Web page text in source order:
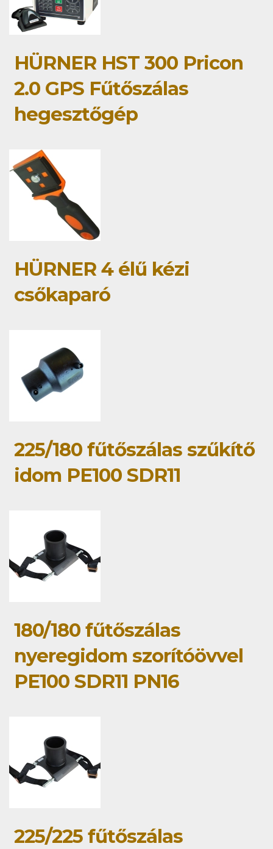
HÜRNER HST 300 Pricon
2.0 GPS Fűtőszálas
hegesztőgép
HÜRNER 4 élű kézi
csőkaparó
225/180 fűtőszálas szűkítő
idom PE100 SDR11
180/180 fűtőszálas
nyeregidom szorítóövvel
PE100 SDR11 PN16
225/225 fűtőszálas